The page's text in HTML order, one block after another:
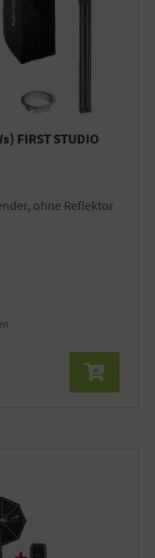
FIRST STUDIO